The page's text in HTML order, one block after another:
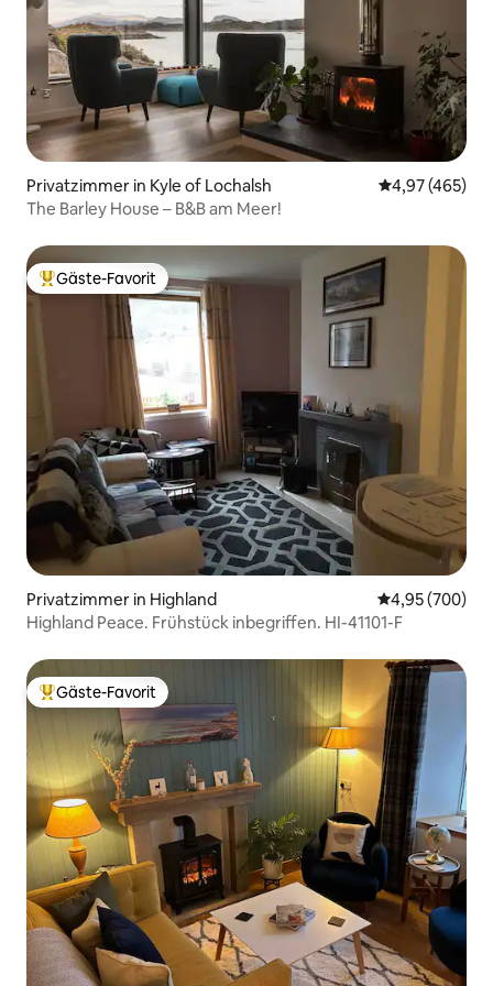
Privatzimmer in Kyle of Lochalsh
4,97 (465)
The Barley House – B&B am Meer!
Beliebter Gäste-Favorit.
Gäste-Favorit
Privatzimmer in Highland
4,95 (700)
Highland Peace. Frühstück inbegriffen. HI-41101-F
Beliebter Gäste-Favorit.
Gäste-Favorit